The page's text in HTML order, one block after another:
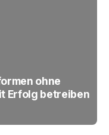
ohne
Erfolg betreiben